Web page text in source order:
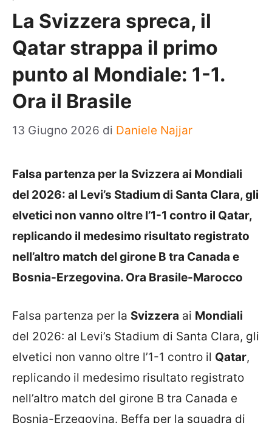
La Svizzera spreca, il
Qatar strappa il primo
punto al Mondiale: 1-1.
Ora il Brasile
13 Giugno 2026 di Daniele Najjar
Falsa partenza per la Svizzera ai Mondiali
del 2026: al Levi’s Stadium di Santa Clara, gli
elvetici non vanno oltre l’1-1 contro il Qatar,
replicando il medesimo risultato registrato
nell’altro match del girone B tra Canada e
Bosnia-Erzegovina. Ora Brasile-Marocco
Falsa partenza per la Svizzera ai Mondiali
del 2026: al Levi’s Stadium di Santa Clara, gli
elvetici non vanno oltre l’1-1 contro il Qatar,
replicando il medesimo risultato registrato
nell’altro match del girone B tra Canada e
Bosnia-Erzegovina. Beffa per la squadra di